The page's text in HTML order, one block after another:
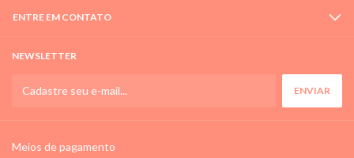
ENTRE EM CONTATO
NEWSLETTER
Meios de pagamento